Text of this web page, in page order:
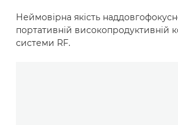
Неймовірна якість
портативній високопродуктивній
системи RF.